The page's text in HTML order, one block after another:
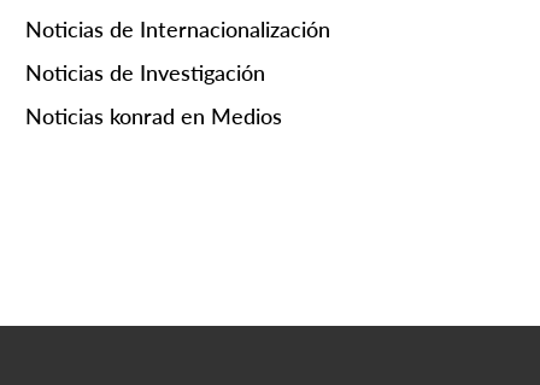
Noticias de Internacionalización
Noticias de Investigación
Noticias konrad en Medios